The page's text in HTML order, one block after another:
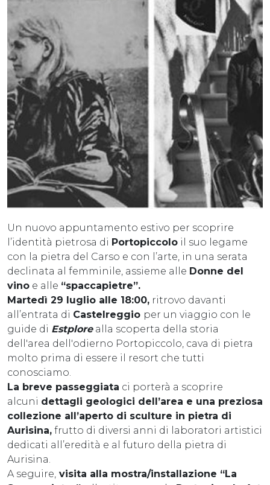
Un nuovo appuntamento estivo per scoprire
l’identità pietrosa di Portopiccolo il suo legame
con la pietra del Carso e con l’arte, in una serata
declinata al femminile, assieme alle Donne del
vino e alle “spaccapietre”.
Martedì 29 luglio alle 18:00, ritrovo davanti
all’entrata di Castelreggio per un viaggio con le
guide di Estplorealla scoperta della storia
dell'area dell'odierno Portopiccolo, cava di pietra
molto prima di essere il resort che tutti
conosciamo.
La breve passeggiata ci porterà a scoprire
alcuni dettagli geologici dell’area e una preziosa
collezione all’aperto di sculture in pietra di
Aurisina, frutto di diversi anni di laboratori artistici
dedicati all’eredità e al futuro della pietra di
Aurisina.
A seguire, visita alla mostra/installazione “La